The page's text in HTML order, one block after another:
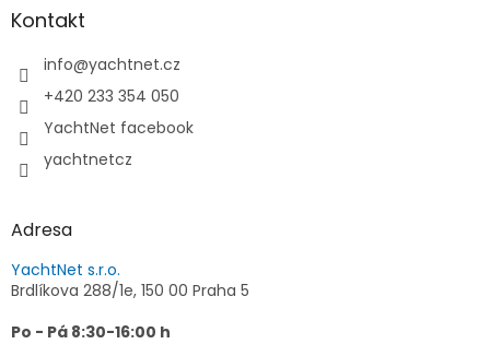
aKontakt
info@yachtnet.cz
+420 233 354 050
YachtNet facebook
yachtnetcz
Adresa
YachtNet s.r.o.
Brdlíkova 288/1e, 150 00 Praha 5
Po - Pá 8:30-16:00 h